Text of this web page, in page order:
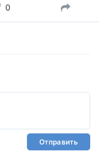
0
Отправить